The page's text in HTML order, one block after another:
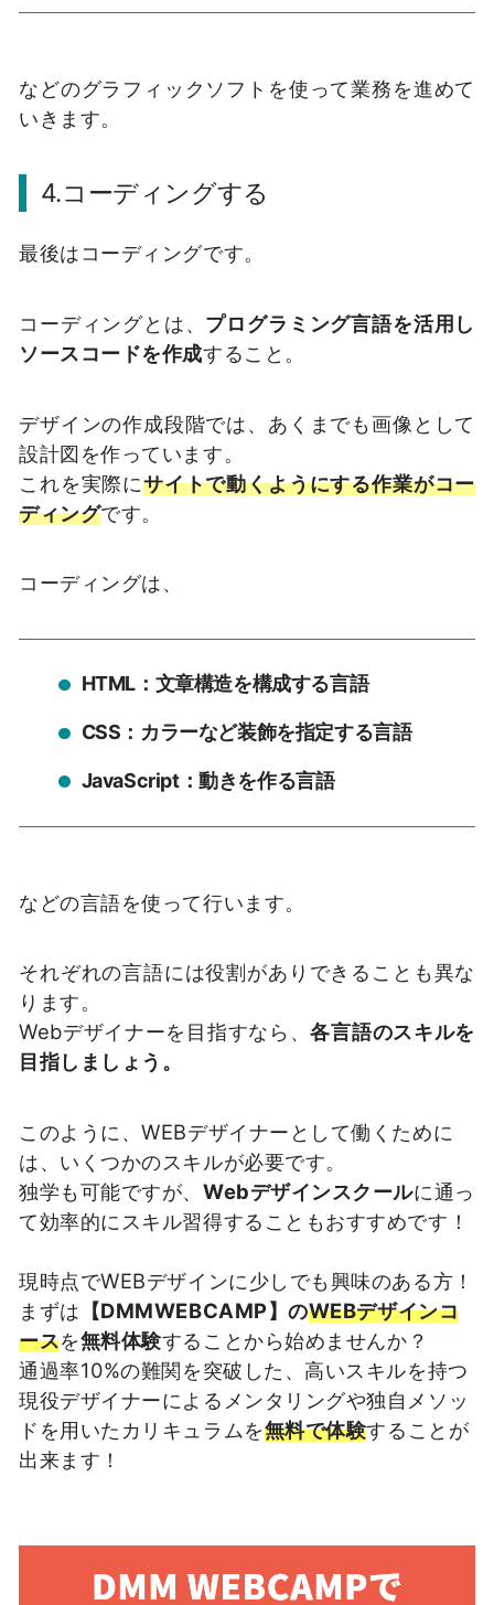
などのグラフィックソフトを使って業務を進めて
いきます。
4.コーディングする
最後はコーディングです。
コーディングとは、 プログラミング言語を活用し
ソースコードを作成すること。
デザインの作成段階では、あくまでも画像として
設計図を作っています。
これを実際にサイトで動くようにする作業がコー
ディングです。
コーディングは、
HTML：文章構造を構成する言語
CSS：カラーなど装飾を指定する言語
JavaScript：動きを作る言語
などの言語を使って行います。
それぞれの言語には役割がありできることも異な
ります。
Webデザイナーを目指すなら、各言語のスキルを
目指しましょう。
このように、WEBデザイナーとして働くために
は、いくつかのスキルが必要です。
独学も可能ですが、 Webデザインスクールに通っ
て効率的にスキル習得することもおすすめです！
現時点でWEBデザインに少しでも興味のある方！
まずは 【DMMWEBCAMP】のWEBデザインコ
ースを無料体験することから始めませんか？
通過率10%の難関を突破した、高いスキルを持つ
現役デザイナーによるメンタリングや独自メソッ
ドを用いたカリキュラムを無料で体験することが
出来ます！